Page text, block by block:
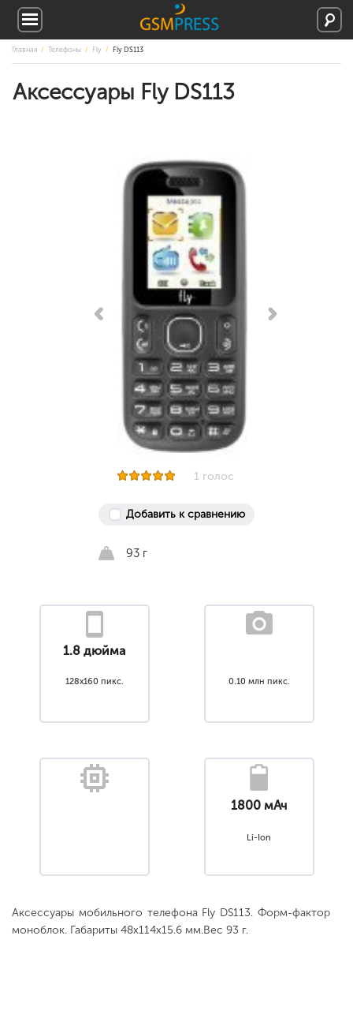
Главная Телефоны Fly Fly DS113
Аксессуары Fly DS113
1 голос
Добавить к сравнению
93 г
1.8 дюйма
128x160 пикс. 0.10 млн пикс.
1800 мАч
Li-Ion
Аксессуары мобильного телефона Fly DS113. Форм-фактор
моноблок. Габариты 48x114x15.6 мм.Вес 93 г.